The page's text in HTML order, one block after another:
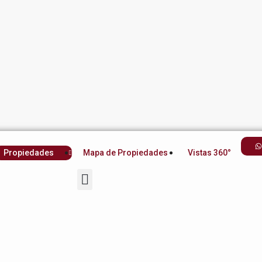
Propiedades Mapa de Propiedades Vistas 360°